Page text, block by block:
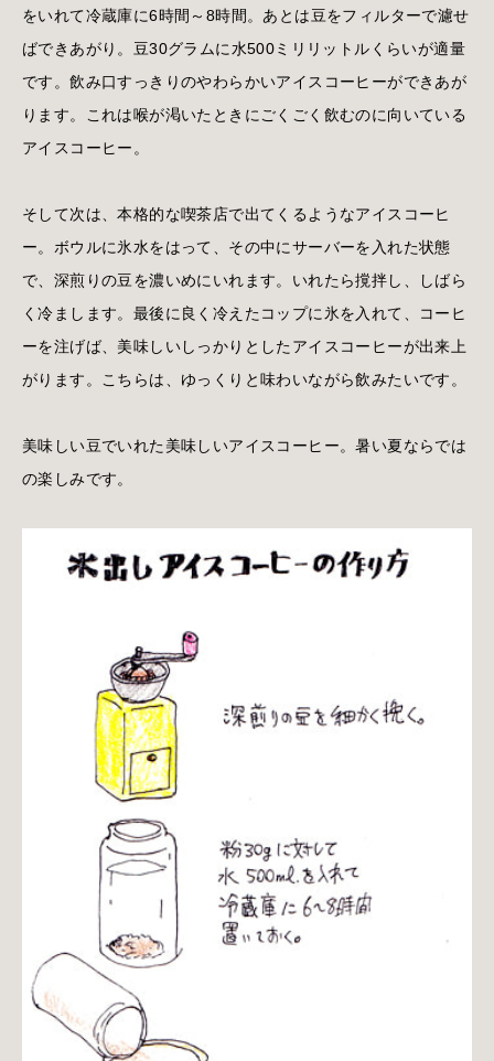
をいれて冷蔵庫に6時間～8時間。あとは豆をフィルターで濾せ
ばできあがり。豆30グラムに水500ミリリットルくらいが適量
です。飲み口すっきりのやわらかいアイスコーヒーができあが
ります。これは喉が渇いたときにごくごく飲むのに向いている
アイスコーヒー。
そして次は、本格的な喫茶店で出てくるようなアイスコーヒ
ー。ボウルに氷水をはって、その中にサーバーを入れた状態
で、深煎りの豆を濃いめにいれます。いれたら撹拌し、しばら
く冷まします。最後に良く冷えたコップに氷を入れて、コーヒ
ーを注げば、美味しいしっかりとしたアイスコーヒーが出来上
がります。こちらは、ゆっくりと味わいながら飲みたいです。
美味しい豆でいれた美味しいアイスコーヒー。暑い夏ならでは
の楽しみです。